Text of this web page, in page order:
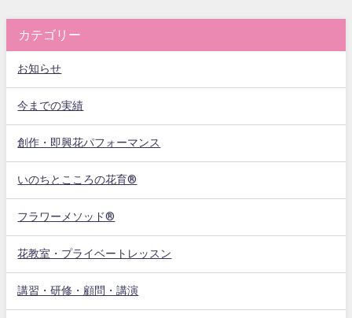
カテゴリー
お知らせ
今までの実績
創作・即興花パフォーマンス
いのちとこころの花育®
フラワーメソッド®
花教室・プライベートレッスン
講習・研修・顧問・講演